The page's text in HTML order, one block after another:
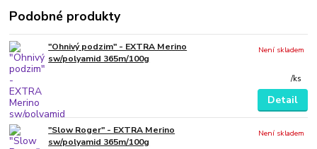
Podobné produkty
"Ohnivý podzim" - EXTRA Merino
sw/polyamid 365m/100g
/ks
Není skladem
Detail
"Slow Roger" - EXTRA Merino
sw/polyamid 365m/100g
Není skladem